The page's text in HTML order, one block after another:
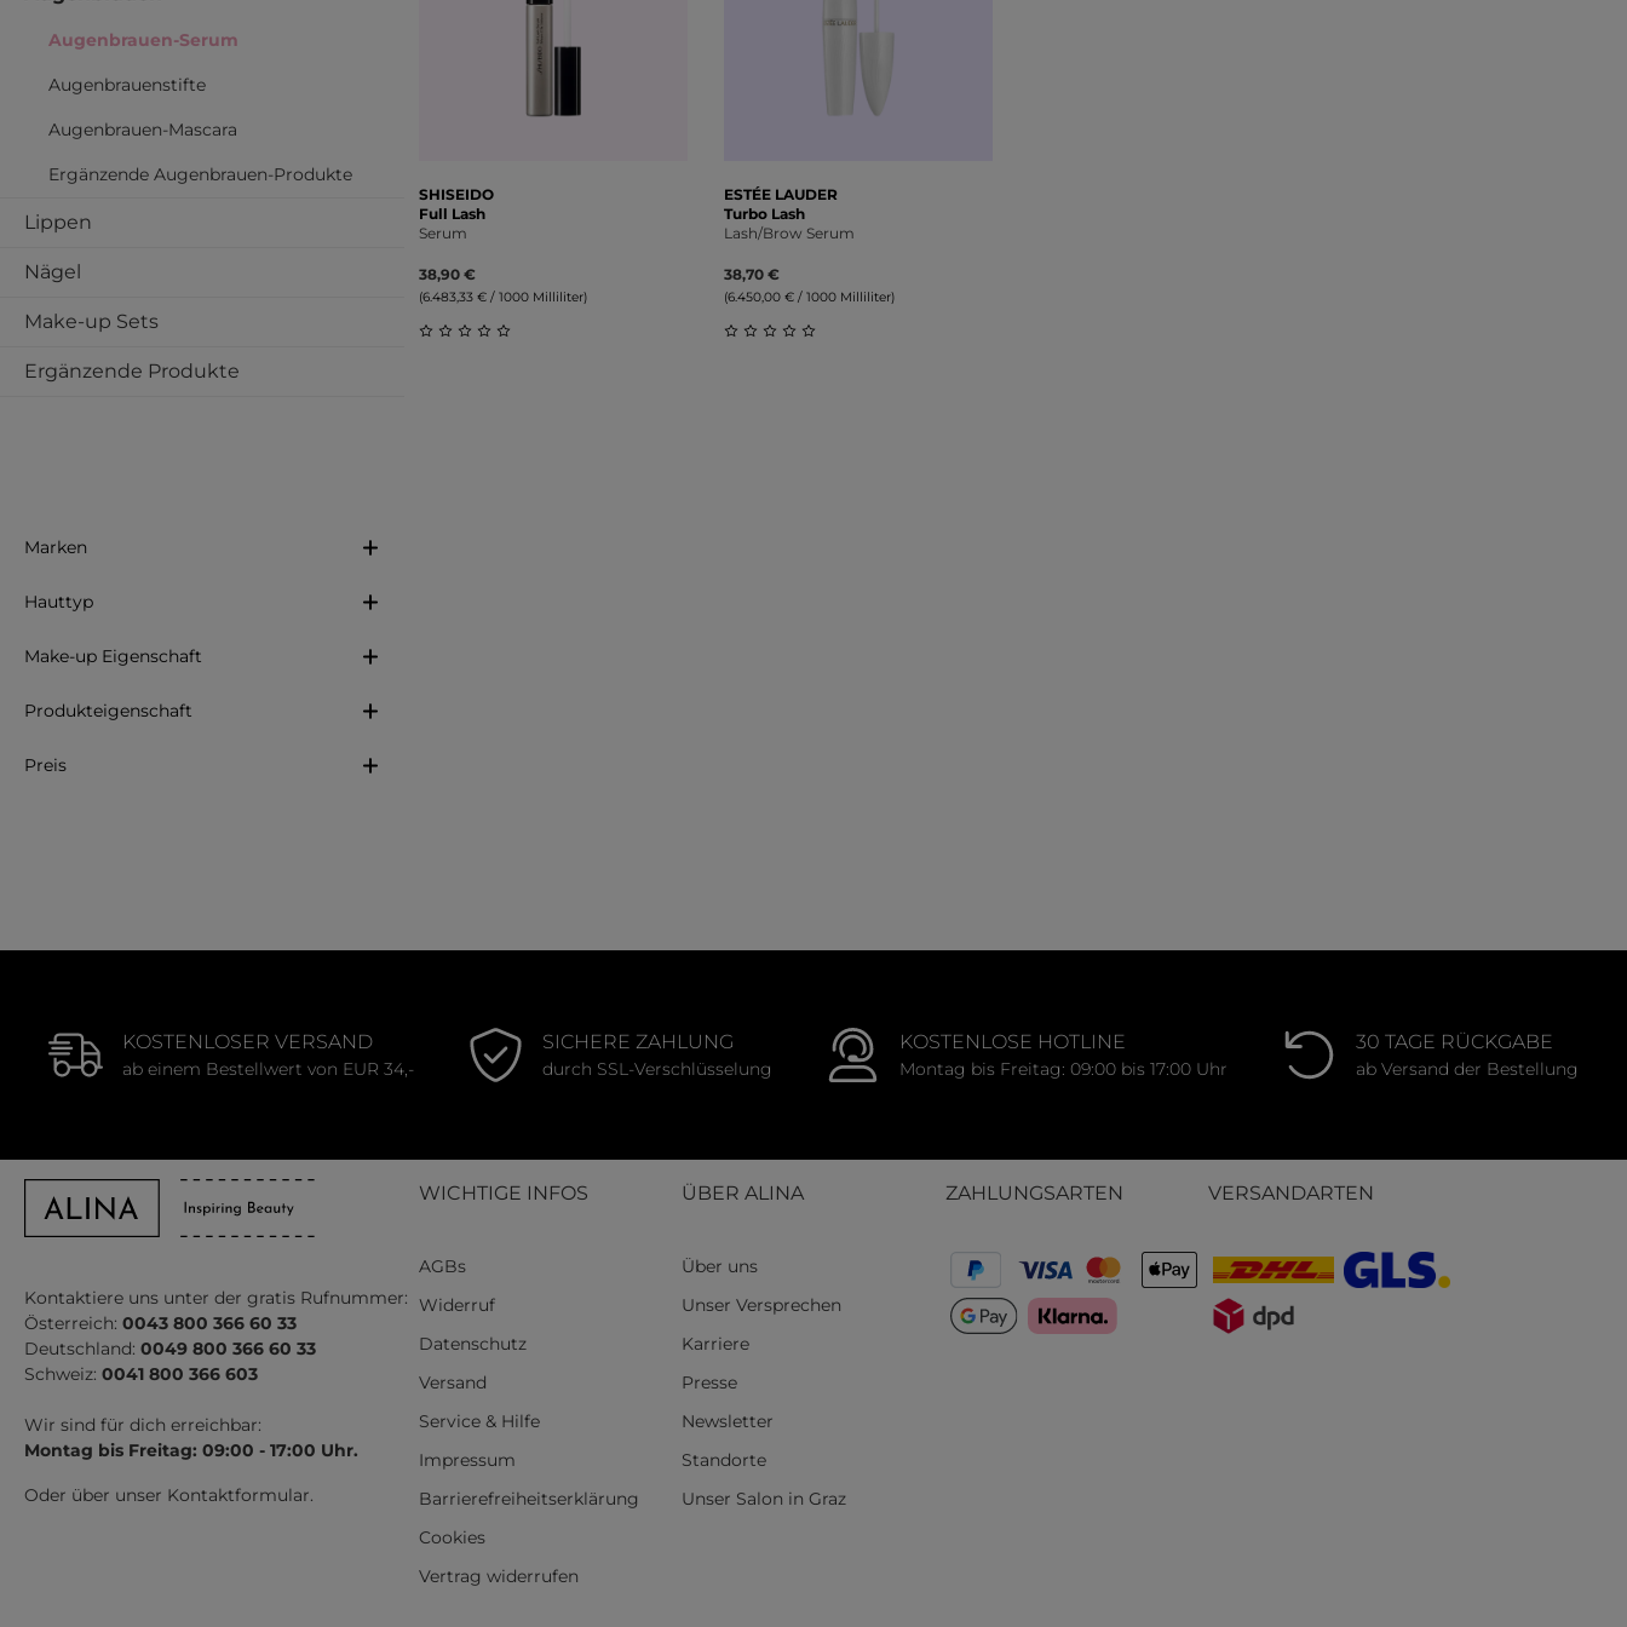
Augenbrauen-Serum
Augenbrauenstifte
Augenbrauen-Mascara
Ergänzende Augenbrauen-Produkte
Lippen
Nägel
Make-up Sets
Ergänzende Produkte
Marken
Hauttyp
Make-up Eigenschaft
Produkteigenschaft
Preis
SHISEIDO
Full Lash
Serum
38,90 €
(6.483,33 € / 1000 Milliliter)
ESTÉE LAUDER
Turbo Lash
Lash/Brow Serum
38,70 €
(6.450,00 € / 1000 Milliliter)
KOSTENLOSER VERSAND
ab einem Bestellwert von EUR 34,-
SICHERE ZAHLUNG
durch SSL-Verschlüsselung
KOSTENLOSE HOTLINE
Montag bis Freitag: 09:00 bis 17:00 Uhr
30 TAGE RÜCKGABE
ab Versand der Bestellung
Kontaktiere uns unter der gratis Rufnummer:
Österreich: 0043 800 366 60 33
Deutschland: 0049 800 366 60 33
Schweiz: 0041 800 366 603
Wir sind für dich erreichbar:
Montag bis Freitag: 09:00 - 17:00 Uhr.
Oder über unser Kontaktformular.
WICHTIGE INFOS
AGBs
Widerruf
Datenschutz
Versand
Service & Hilfe
Impressum
Barrierefreiheitserklärung
Cookies
Vertrag widerrufen
ÜBER ALINA
Über uns
Unser Versprechen
Karriere
Presse
Newsletter
Standorte
Unser Salon in Graz
ZAHLUNGSARTEN VERSANDARTEN